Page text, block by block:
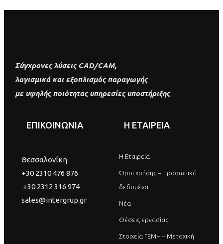
Σύγχρονες λύσεις CAD/CAM,
λογισμικά και εξοπλισμός παραγωγής
με υψηλής ποιότητας υπηρεσίες υποστήριξης
ΕΠΙΚΟΙΝΩΝΙΑ
Θεσσαλονίκη
+30 2310 476 876
+30 2312 316 974
sales@intergrup.gr
Η ΕΤΑΙΡΕΙΑ
Η Εταιρεία
Όροι χρήσης – Προσωπικά
δεδομένα
Νέα
Θέσεις εργασίας
Στοιχεία ΓΕΜΗ – Μετοχική